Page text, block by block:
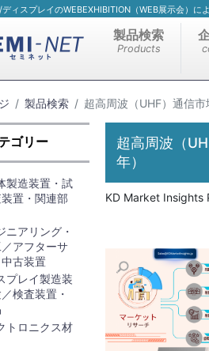
ィスプレイのWEBEXHIBITION（WEB展示会）に
製品検索
Products
製品検索 超高周波（UHF）通信
ゴリー
製造装置・試
置・関連部
ニアリング・
アフターサ
古装置
プレイ製造装
検査装置・
トロニクス材
超高周波（
年）
KD Market Insights